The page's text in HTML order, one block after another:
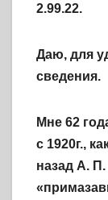
2.99.22.
Даю, для
сведения.
Мне 62
с 1920г.,
назад А.